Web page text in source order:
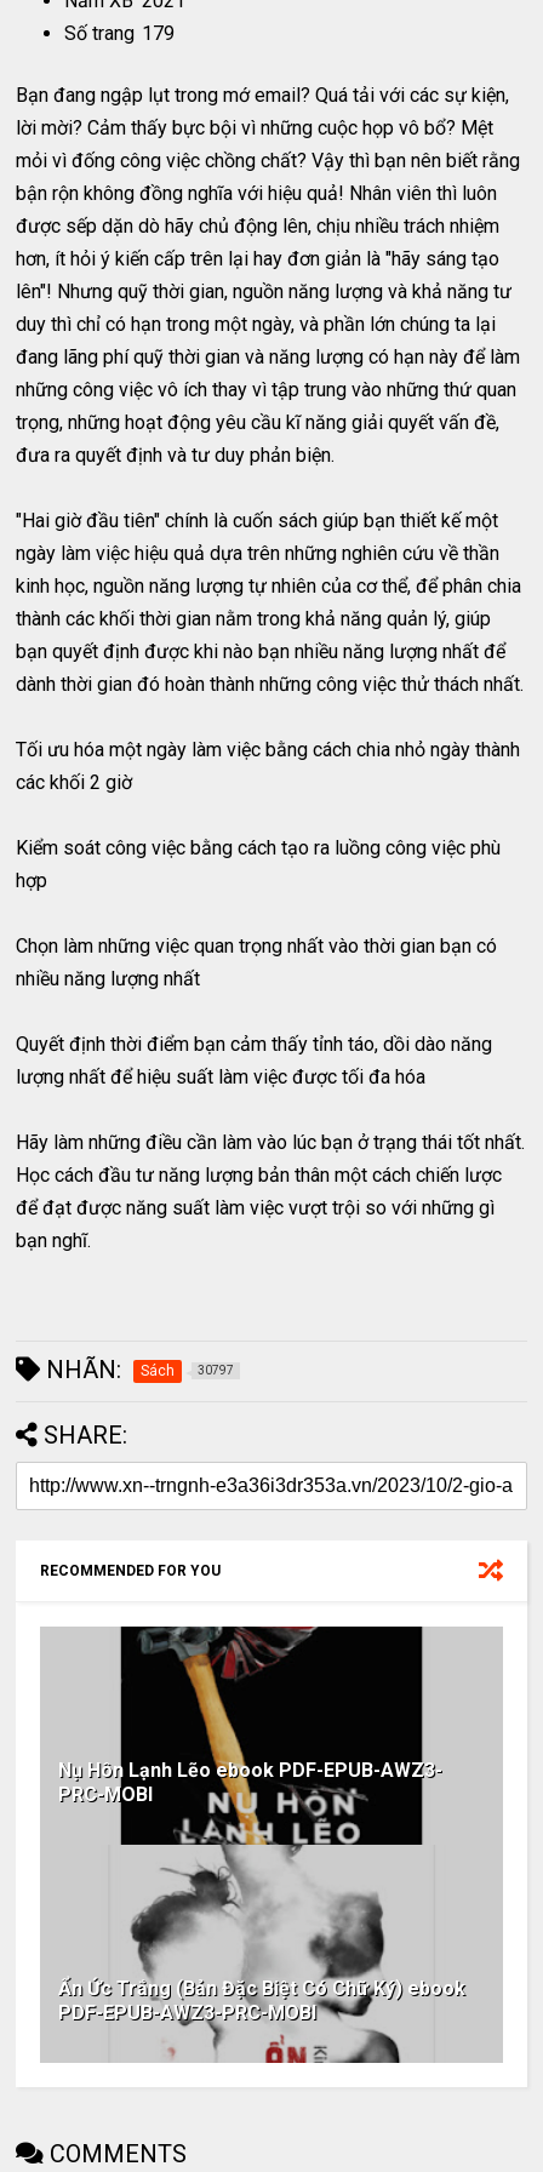
Số trang 179
Bạn đang ngập lụt trong mớ email? Quá tải với các sự kiện,
lời mời? Cảm thấy bực bội vì những cuộc họp vô bổ? Mệt
mỏi vì đống công việc chồng chất? Vậy thì bạn nên biết rằng
bận rộn không đồng nghĩa với hiệu quả! Nhân viên thì luôn
được sếp dặn dò hãy chủ động lên, chịu nhiều trách nhiệm
hơn, ít hỏi ý kiến cấp trên lại hay đơn giản là "hãy sáng tạo
lên"! Nhưng quỹ thời gian, nguồn năng lượng và khả năng tư
duy thì chỉ có hạn trong một ngày, và phần lớn chúng ta lại
đang lãng phí quỹ thời gian và năng lượng có hạn này để làm
những công việc vô ích thay vì tập trung vào những thứ quan
trọng, những hoạt động yêu cầu kĩ năng giải quyết vấn đề,
đưa ra quyết định và tư duy phản biện.
"Hai giờ đầu tiên" chính là cuốn sách giúp bạn thiết kế một
ngày làm việc hiệu quả dựa trên những nghiên cứu về thần
kinh học, nguồn năng lượng tự nhiên của cơ thể, để phân chia
thành các khối thời gian nằm trong khả năng quản lý, giúp
bạn quyết định được khi nào bạn nhiều năng lượng nhất để
dành thời gian đó hoàn thành những công việc thử thách nhất.
Tối ưu hóa một ngày làm việc bằng cách chia nhỏ ngày thành
các khối 2 giờ
Kiểm soát công việc bằng cách tạo ra luồng công việc phù
hợp
Chọn làm những việc quan trọng nhất vào thời gian bạn có
nhiều năng lượng nhất
Quyết định thời điểm bạn cảm thấy tỉnh táo, dồi dào năng
lượng nhất để hiệu suất làm việc được tối đa hóa
Hãy làm những điều cần làm vào lúc bạn ở trạng thái tốt nhất.
Học cách đầu tư năng lượng bản thân một cách chiến lược
để đạt được năng suất làm việc vượt trội so với những gì
bạn nghĩ.
NHÃN: Sách 30797
SHARE:
RECOMMENDED FOR YOU
Nụ Hôn Lạnh Lẽo ebook PDF-EPUB-AWZ3-
PRC-MOBI
Ẩn Ức Trắng (Bản Đặc Biệt Có Chữ Ký) ebook
PDF-EPUB-AWZ3-PRC-MOBI
COMMENTS